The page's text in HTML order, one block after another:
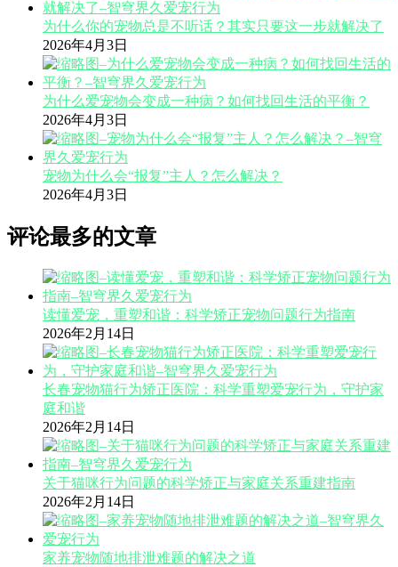
为什么你的宠物总是不听话？其实只要这一步就解决了
2026年4月3日
为什么爱宠物会变成一种病？如何找回生活的平衡？
2026年4月3日
宠物为什么会“报复”主人？怎么解决？
2026年4月3日
评论最多的文章
读懂爱宠，重塑和谐：科学矫正宠物问题行为指南
2026年2月14日
长春宠物猫行为矫正医院：科学重塑爱宠行为，守护家
庭和谐
2026年2月14日
关于猫咪行为问题的科学矫正与家庭关系重建指南
2026年2月14日
家养宠物随地排泄难题的解决之道